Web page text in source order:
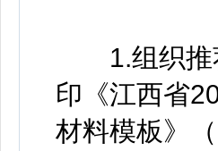
1.组织推荐
印《江西省
材料模板》